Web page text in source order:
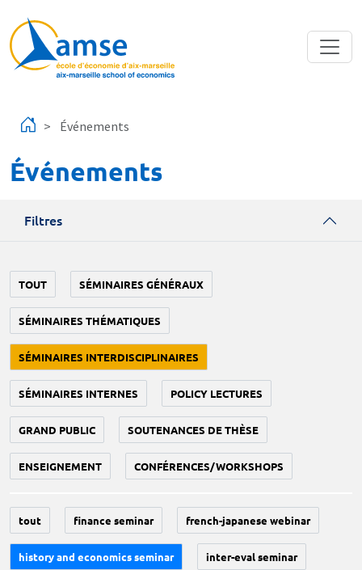
Événements
Événements
Filtres
TOUT SÉMINAIRES GÉNÉRAUX
SÉMINAIRES THÉMATIQUES
SÉMINAIRES INTERDISCIPLINAIRES
SÉMINAIRES INTERNES POLICY LECTURES
GRAND PUBLIC SOUTENANCES DE THÈSE
ENSEIGNEMENT CONFÉRENCES/WORKSHOPS
tout finance seminar french-japanese webinar
history and economics seminar inter-eval seminar